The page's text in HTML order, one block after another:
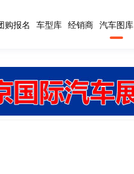
购报名 车型库 经销商 汽车图库